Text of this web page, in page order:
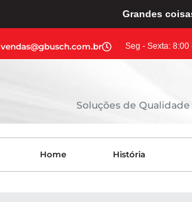
Grandes
vendas@gbusch.com.br Seg - Sexta: 8:00
Soluções de
Home História